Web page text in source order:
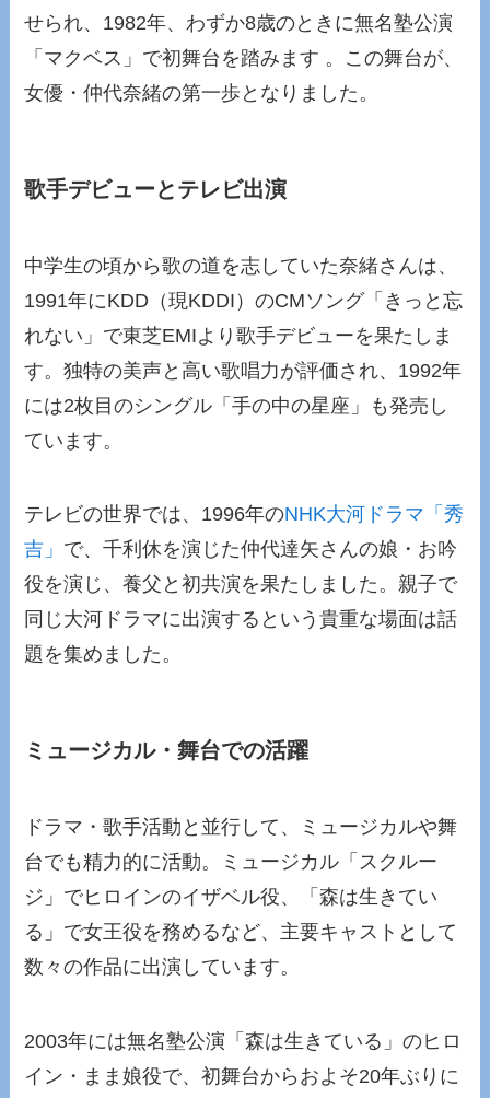
せられ、1982年、わずか8歳のときに無名塾公演
「マクベス」で初舞台を踏みます 。この舞台が、
女優・仲代奈緒の第一歩となりました。
歌手デビューとテレビ出演
中学生の頃から歌の道を志していた奈緒さんは、
1991年にKDD（現KDDI）のCMソング「きっと忘
れない」で東芝EMIより歌手デビューを果たしま
す。独特の美声と高い歌唱力が評価され、1992年
には2枚目のシングル「手の中の星座」も発売し
ています。
テレビの世界では、1996年のNHK大河ドラマ「秀
吉」 で、千利休を演じた仲代達矢さんの娘・お吟
役を演じ、養父と初共演を果たしました。親子で
同じ大河ドラマに出演するという貴重な場面は話
題を集めました。
ミュージカル・舞台での活躍
ドラマ・歌手活動と並行して、ミュージカルや舞
台でも精力的に活動。ミュージカル「スクルー
ジ」でヒロインのイザベル役、「森は生きてい
る」で女王役を務めるなど、主要キャストとして
数々の作品に出演しています。
2003年には無名塾公演「森は生きている」のヒロ
イン・まま娘役で、初舞台からおよそ20年ぶりに